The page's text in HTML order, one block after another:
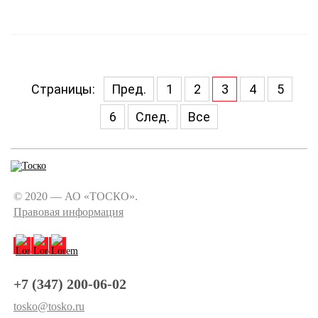
Страницы: Пред. 1 2 3 4
5
6
След. Все
© 2020 — АО «ТОСКО».
Правовая информация
+7 (347) 200-06-02
tosko@tosko.ru